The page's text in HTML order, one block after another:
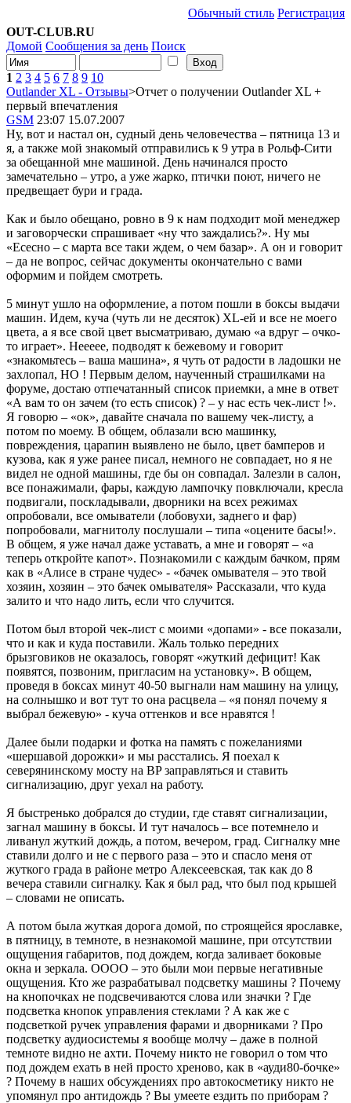
Обычный стиль Регистрация
OUT-CLUB.RU
Домой Сообщения за день Поиск
1 2 3 4 5 6 7 8 9 10
Outlander XL - Отзывы>Отчет о получении Outlander XL +
первый впечатления
GSM 23:07 15.07.2007
Ну, вот и настал он, судный день человечества – пятница 13 и
я, а также мой знакомый отправились к 9 утра в Рольф-Сити
за обещанной мне машиной. День начинался просто
замечательно – утро, а уже жарко, птички поют, ничего не
предвещает бури и града.
Как и было обещано, ровно в 9 к нам подходит мой менеджер
и заговорчески спрашивает «ну что заждались?». Ну мы
«Есесно – с марта все таки ждем, о чем базар». А он и говорит
– да не вопрос, сейчас документы окончательно с вами
оформим и пойдем смотреть.
5 минут ушло на оформление, а потом пошли в боксы выдачи
машин. Идем, куча (чуть ли не десяток) XL-ей и все не моего
цвета, а я все свой цвет высматриваю, думаю «а вдруг – очко-
то играет». Неееее, подводят к бежевому и говорит
«знакомьтесь – ваша машина», я чуть от радости в ладошки не
захлопал, НО ! Первым делом, наученный страшилками на
форуме, достаю отпечатанный список приемки, а мне в ответ
«А вам то он зачем (то есть список) ? – у нас есть чек-лист !».
Я говорю – «ок», давайте сначала по вашему чек-листу, а
потом по моему. В общем, облазали всю машинку,
повреждения, царапин выявлено не было, цвет бамперов и
кузова, как я уже ранее писал, немного не совпадает, но я не
видел не одной машины, где бы он совпадал. Залезли в салон,
все понажимали, фары, каждую лампочку повключали, кресла
подвигали, поскладывали, дворники на всех режимах
опробовали, все омыватели (лобовухи, заднего и фар)
попробовали, магнитолу послушали – типа «оцените басы!».
В общем, я уже начал даже уставать, а мне и говорят – «а
теперь откройте капот». Познакомили с каждым бачком, прям
как в «Алисе в стране чудес» - «бачек омывателя – это твой
хозяин, хозяин – это бачек омывателя» Рассказали, что куда
залито и что надо лить, если что случится.
Потом был второй чек-лист с моими «допами» - все показали,
что и как и куда поставили. Жаль только передних
брызговиков не оказалось, говорят «жуткий дефицит! Как
появятся, позвоним, пригласим на установку». В общем,
проведя в боксах минут 40-50 выгнали нам машину на улицу,
на солнышко и вот тут то она расцвела – «я понял почему я
выбрал бежевую» - куча оттенков и все нравятся !
Далее были подарки и фотка на память с пожеланиями
«шершавой дорожки» и мы расстались. Я поехал к
северянинскому мосту на BP заправляться и ставить
сигнализацию, друг уехал на работу.
Я быстренько добрался до студии, где ставят сигнализации,
загнал машину в боксы. И тут началось – все потемнело и
ливанул жуткий дождь, а потом, вечером, град. Сигналку мне
ставили долго и не с первого раза – это и спасло меня от
жуткого града в районе метро Алексеевская, так как до 8
вечера ставили сигналку. Как я был рад, что был под крышей
– словами не описать.
А потом была жуткая дорога домой, по строящейся ярославке,
в пятницу, в темноте, в незнакомой машине, при отсутствии
ощущения габаритов, под дождем, когда заливает боковые
окна и зеркала. ОООО – это были мои первые негативные
ощущения. Кто же разрабатывал подсветку машины ? Почему
на кнопочках не подсвечиваются слова или значки ? Где
подсветка кнопок управления стеклами ? А как же с
подсветкой ручек управления фарами и дворниками ? Про
подсветку аудиосистемы я вообще молчу – даже в полной
темноте видно не ахти. Почему никто не говорил о том что
под дождем ехать в ней просто хреново, как в «ауди80-бочке»
? Почему в наших обсуждениях про автокосметику никто не
упомянул про антидождь ? Вы умеете ездить по приборам ?